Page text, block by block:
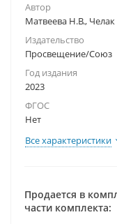
Автор
Матвеева Н.В.,
Издательство
Просвещение/Союз
Год издания
2023
ФГОС
Нет
Все характеристики
Продается в
части комплекта: